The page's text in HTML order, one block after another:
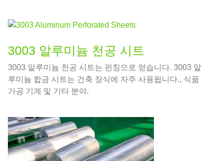
3003 알루미늄 천공 시트
3003 알루미늄 천공 시트는 펀칭으로 얻습니다. 3003 알
루미늄 합금 시트는 건축 장식에 자주 사용됩니다., 식품
가공 기계 및 기타 분야.